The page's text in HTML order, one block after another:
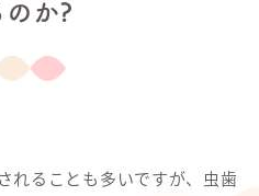
のか?
れることも多いですが、虫歯